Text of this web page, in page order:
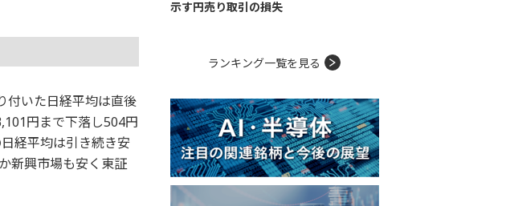
付いた日経平均は直後
円まで下落し504円
経平均は引き続き安
新興市場も安く東証
示す円売り取引の損失
ランキング一覧を見る